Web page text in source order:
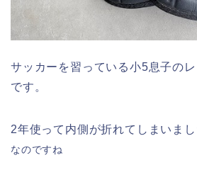
サッカーを習っている小5息子のレ
です。
2年使って内側が折れてしまいまし
なのですね